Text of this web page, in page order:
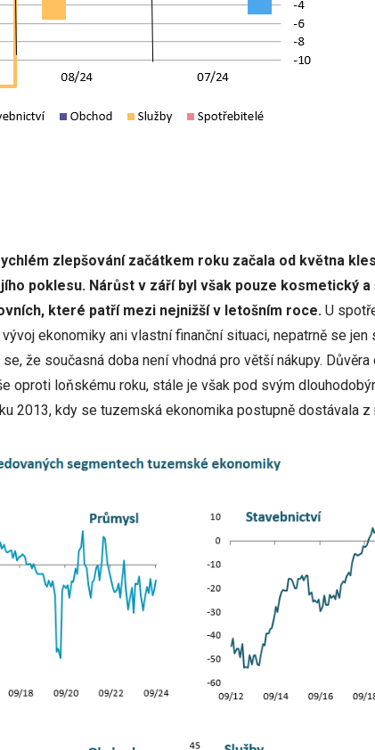
zlepšování začátkem roku začala od května
poklesu. Nárůst v září byl však pouze kosmetický
které patří mezi nejnižší v letošním roce. U
ekonomiky ani vlastní finanční situaci, nepatrně se
že současná doba není vhodná pro větší nákupy.
oproti loňskému roku, stále je však pod svým
2013, kdy se tuzemská ekonomika postupně dostávala z